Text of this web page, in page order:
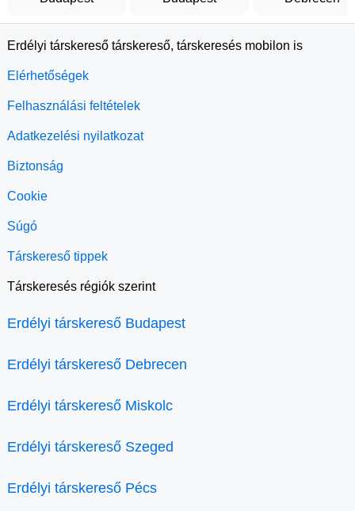
Erdélyi társkereső társkereső, társkeresés mobilon is
Elérhetőségek
Felhasználási feltételek
Adatkezelési nyilatkozat
Biztonság
Cookie
Súgó
Társkereső tippek
Társkeresés régiók szerint
Erdélyi társkereső Budapest
Erdélyi társkereső Debrecen
Erdélyi társkereső Miskolc
Erdélyi társkereső Szeged
Erdélyi társkereső Pécs